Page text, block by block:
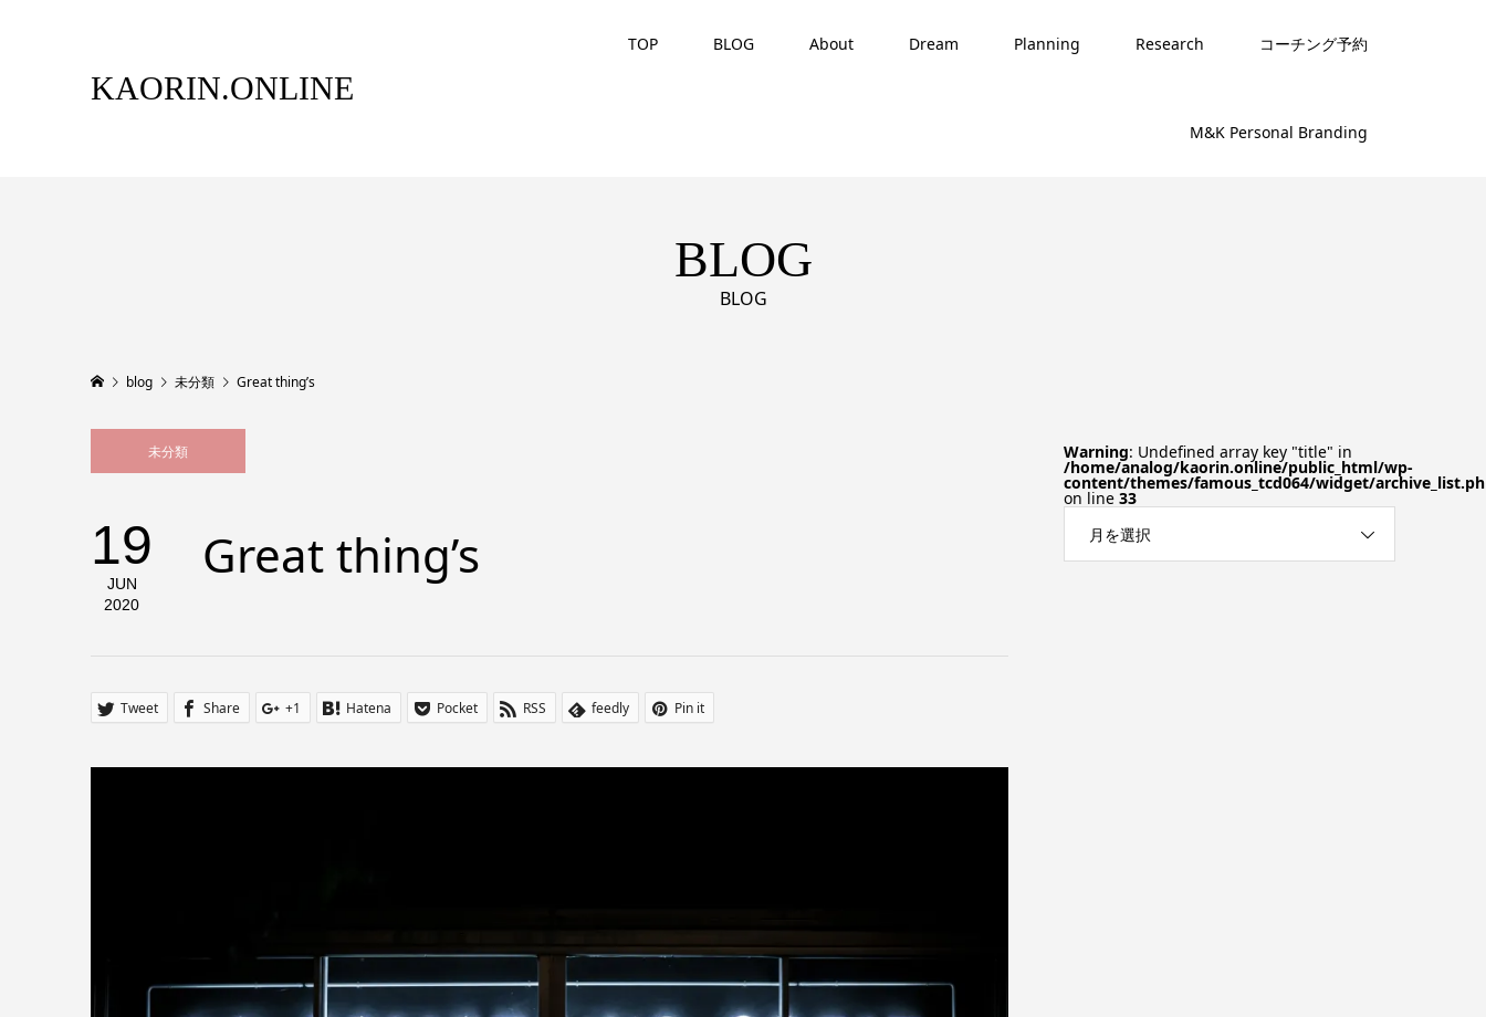
KAORIN.ONLINE
TOP BLOG About Dream Planning Research コーチング予約
M&K Personal Branding
BLOG
BLOG
blog 未分類 Great thing’s
未分類
19
JUN
2020
Great thing’s
Tweet Share +1 Hatena Pocket RSS feedly Pin it
Warning: Undefined array key "title" in
/home/analog/kaorin.online/public_html/wp-
content/themes/famous_tcd064/widget/
on line 33
月を選択